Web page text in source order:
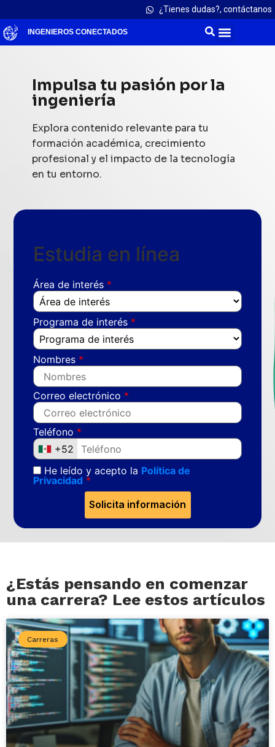
¿Tienes dudas?, contáctanos
INGENIEROS CONECTADOS
Impulsa tu pasión por la
ingeniería
Explora contenido relevante para tu
formación académica, crecimiento
profesional y el impacto de la tecnología
en tu entorno.
Estudia en línea
Área de interés
Programa de interés
Nombres
Correo electrónico
Teléfono
+52
+52
He leído y acepto la Política de
Privacidad
Solicita información
¿Estás pensando en comenzar
una carrera? Lee estos artículos
Carreras